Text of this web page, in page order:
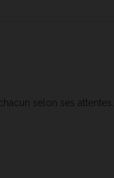
selon ses